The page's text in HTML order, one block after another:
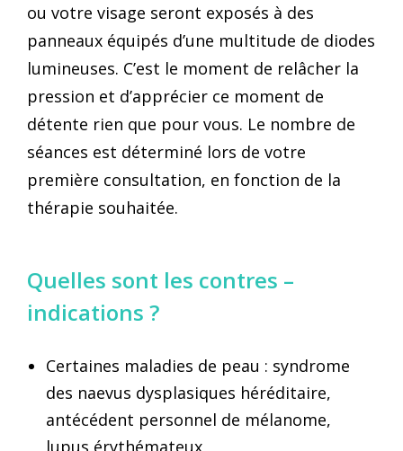
ou votre visage seront exposés à des
panneaux équipés d’une multitude de diodes
lumineuses. C’est le moment de relâcher la
pression et d’apprécier ce moment de
détente rien que pour vous. ⁣⁣Le nombre de
séances est déterminé lors de votre
première consultation, en fonction de la
thérapie souhaitée.⁣
Quelles sont les contres –
indications ?
Certaines maladies de peau : syndrome
des naevus dysplasiques héréditaire,
antécédent personnel de mélanome,
lupus érythémateux